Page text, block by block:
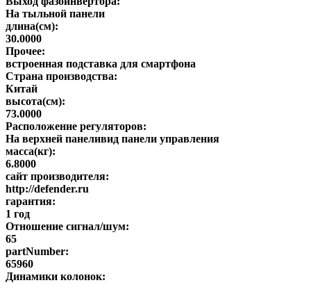
На тыльной панели
длина(см):
30.0000
Прочее:
встроенная подставка для смартфона
Страна производства:
Китай
высота(см):
73.0000
Расположение регуляторов:
На верхней панеливид панели управления
масса(кг):
6.8000
сайт производителя:
http://defender.ru
гарантия:
1 год
Отношение сигнал/шум:
65
partNumber:
65960
Динамики колонок: